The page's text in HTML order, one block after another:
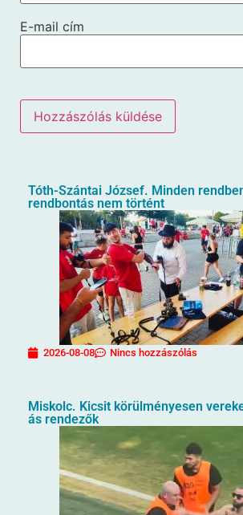
E-mail cím
Tóth-Szántai József. Minden
rendbontás nem történt
2026-08-08 Nincs hozzászólás
Miskolc. Kicsit körülményesen
ás rendezők